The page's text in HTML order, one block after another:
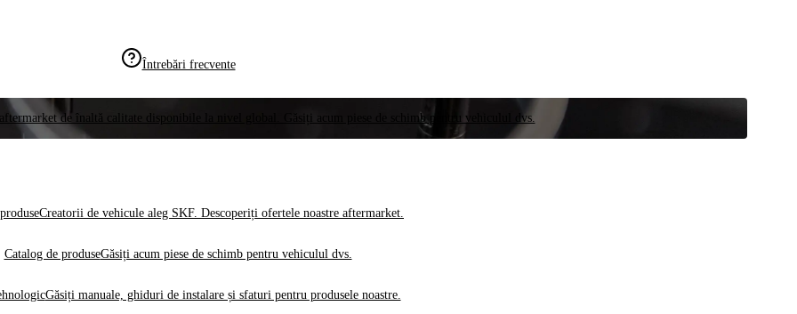
Întrebări frecvente
de înaltă calitate disponibile la nivel global. Găsiți acum piese de schimb pentru vehiculul dvs.
Creatorii de vehicule aleg SKF. Descoperiți ofertele noastre aftermarket.
Catalog de produseGăsiți acum piese de schimb pentru vehiculul dvs.
Găsiți manuale, ghiduri de instalare și sfaturi pentru produsele noastre.